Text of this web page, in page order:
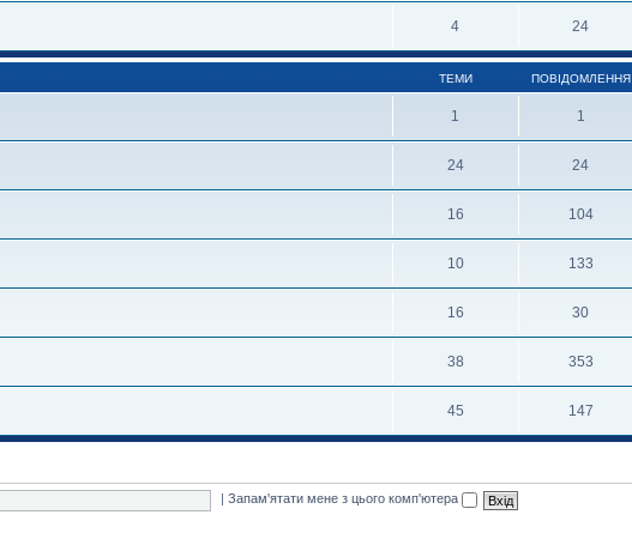
4 24
ТЕМИ ПОВІДОМЛЕННЯ
1 1
24 24
16 104
10 133
16 30
38 353
45 147
|Запам'ятати мене з цього комп'ютера